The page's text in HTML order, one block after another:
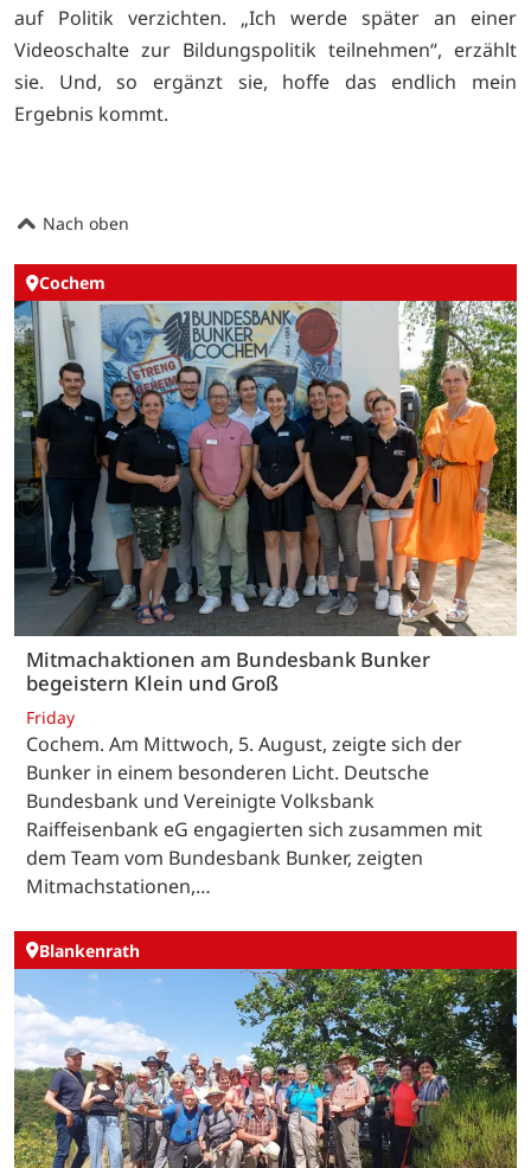
auf Politik verzichten. „Ich werde später an einer
Videoschalte zur Bildungspolitik teilnehmen“, erzählt
sie. Und, so ergänzt sie, hoffe das endlich mein
Ergebnis kommt.
Nach oben
Cochem
Mitmachaktionen am Bundesbank Bunker
begeistern Klein und Groß
Friday
Cochem. Am Mittwoch, 5. August, zeigte sich der
Bunker in einem besonderen Licht. Deutsche
Bundesbank und Vereinigte Volksbank
Raiffeisenbank eG engagierten sich zusammen mit
dem Team vom Bundesbank Bunker, zeigten
Mitmachstationen,…
Blankenrath